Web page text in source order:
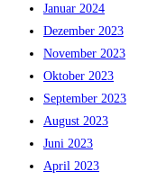
Januar 2024
Dezember 2023
November 2023
Oktober 2023
September 2023
August 2023
Juni 2023
April 2023